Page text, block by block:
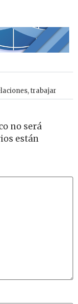
,trabajar
no será
están